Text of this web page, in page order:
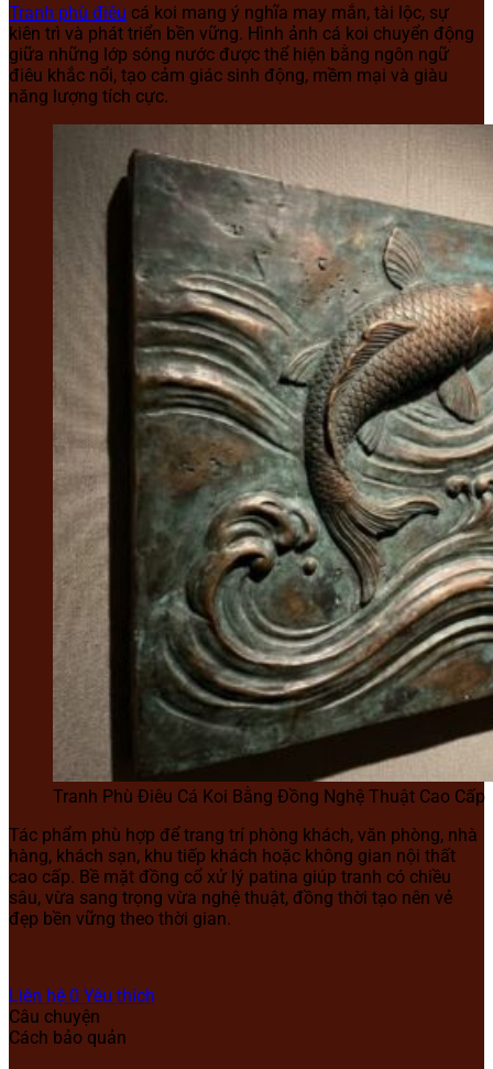
Tranh phù điêu cá koi mang ý nghĩa may mắn, tài lộc, sự
kiên trì và phát triển bền vững. Hình ảnh cá koi chuyển động
giữa những lớp sóng nước được thể hiện bằng ngôn ngữ
điêu khắc nổi, tạo cảm giác sinh động, mềm mại và giàu
năng lượng tích cực.
Tranh Phù Điêu Cá Koi Bằng Đồng Nghệ Thuật Cao Cấp
Tác phẩm phù hợp để trang trí phòng khách, văn phòng, nhà
hàng, khách sạn, khu tiếp khách hoặc không gian nội thất
cao cấp. Bề mặt đồng cổ xử lý patina giúp tranh có chiều
sâu, vừa sang trọng vừa nghệ thuật, đồng thời tạo nên vẻ
đẹp bền vững theo thời gian.
Liên hệ 0 Yêu thích
Câu chuyện
Cách bảo quản